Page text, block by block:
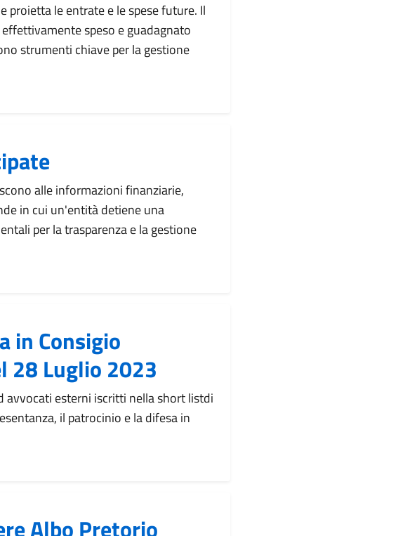
proietta le entrate e le spese future. Il
speso e guadagnato
strumenti chiave per la gestione
alle informazioni finanziarie,
in cui un'entità detiene una
per la trasparenza e la gestione
in Consigio
28 Luglio 2023
esterni iscritti nella short listdi
il patrocinio e la difesa in
Albo Pretorio